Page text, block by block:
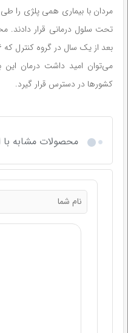
مردان با بیماری همی پلژی را
بعد از یک سال در گروه کنترل که ۲۶ نفر بودند مشاهده کردند.
می‌توان امید داشت درمان
کشورها در دسترس قرار گیرد.
محصولات مشابه